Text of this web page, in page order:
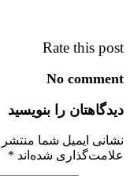
Rate this post
No comment
دیدگاهتان را بنویسید
نشانی ایمیل شما
علامت‌گذاری شده‌اند *